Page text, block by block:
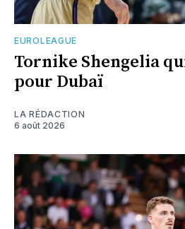
EUROLEAGUE
Tornike Shengelia
pour Dubaï
LA RÉDACTION
6 août 2026